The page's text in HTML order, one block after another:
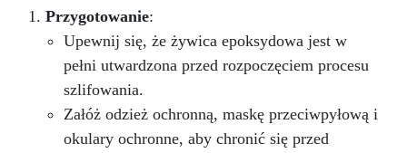
Przygotowanie:
Upewnij się, że żywica epoksydowa jest w
pełni utwardzona przed rozpoczęciem procesu
szlifowania.
Załóż odzież ochronną, maskę przeciwpyłową i
okulary ochronne, aby chronić się przed